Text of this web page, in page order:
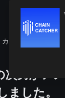
カレンダー
男がア
した。